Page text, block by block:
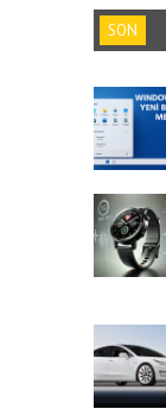
SON